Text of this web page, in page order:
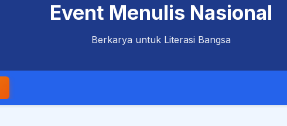
Event Menulis Nasional
Berkarya untuk Literasi Bangsa